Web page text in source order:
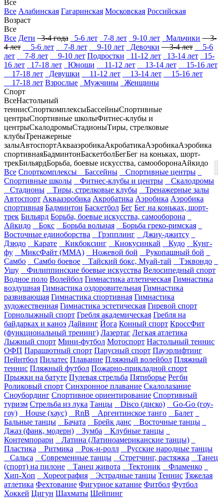
Все
Все Алабинская Гагаринская Московская Российская
Возраст
Все
Все Дети 3-4 года 5-6 лет 7-8 лет 9-10 лет Мальчики 3-
4 лет
5-6 лет 7-8 лет 9-10 лет Девочки 3-4 лет
5-6
лет
7-8 лет 9-10 лет Подростки 11-12 лет 13-14 лет
15-
16 лет
17-18 лет Юноши 11-12 лет 13-14 лет
15-16 лет
17-18 лет
Девушки 11-12 лет 13-14 лет
15-16 лет
17-18 лет Взрослые Мужчины
Женщины
Спорт
ВсеНастольный
теннисСпорткомплексыБассейныСпортивные
центрыСпортивные школыФитнес-клубы и
центрыСкалодромыСтадионыТиры, стрелковые
клубыТренажерные
залыАвтоспортАквааэробикаАкробатикаАэробикаАэробика
спортивнаяБадминтонБаскетболБегБег на коньках, шорт-
трекБильярдБорьба, боевые искусства, самооборонаАйкидо
Все Спорткомплексы Бассейны
Спортивные центры
Спортивные школы
Фитнес-клубы и центры
Скалодромы
Стадионы
Тиры, стрелковые клубы
Тренажерные залы
Автоспорт Аквааэробика Акробатика Аэробика Аэробика
спортивная Бадминтон Баскетбол Бег Бег на коньках, шорт-
трек Бильярд Борьба, боевые искусства, самооборона
Айкидо
Бокс Борьба вольная
Борьба греко-римская
Восточные единоборства
Грэпплинг
Джиу-джитсу
Дзюдо
Карате Кикбоксинг Киокусинкай Кудо
Кунг-
фу
МиксФайт (ММА) Ножевой бой
Рукопашный бой
Самбо
Самбо боевое Тайский бокс, Муай-тай
Тэквондо
Ушу
Филиппинские боевые искусства Велосипедный спорт
Водное поло Волейбол Гимнастика атлетическая Гимнастика
воздушная Гимнастика оздоровительная Гимнастика
развивающая Гимнастика спортивная Гимнастика
художественная Гимнастика эстетическая Гиревой спорт
Горнолыжный спорт Гребля академическая Гребля на
байдарках и каноэ Дайвинг Йога Конный спорт КроссФит
(функциональный тренинг) Лазертаг Легкая атлетика
Лыжный спорт Мини-футбол Мотоспорт Настольный теннис
ОФП Парашютный спорт Парусный спорт Пауэрлифтинг
Пейнтбол Пилатес Плавание Пляжный волейбол Пляжный
теннис Пляжный футбол Пожарно-прикладной спорт
Прыжки на батуте Пулевая стрельба Пятиборье Регби
Роликовый спорт Синхронное плавание Скалолазание
Сноубординг Спортивное ориентирование Спортивный
туризм Стрельба из лука Танцы Disco (диско)
Go-Go (гоу-
гоу)
House (хаус) RnB Аргентинское танго
Балет
Бальные танцы
Бачата Брейк данс
Восточные танцы
Джаз (фанк, модерн)
Зумба
Клубные танцы
Контемпорари
Латина (Латиноамериканские танцы)
Пластика
Ритмика Рок-н-ролл
Русские народные танцы
Сальса
Современные танцы Стретчинг, растяжка
Танец
(спорт) на пилоне
Танец живота Тектоник
Фламенко
Хип-Хоп
Хореография Эстрадные танцы Теннис Тяжелая
атлетика Фехтование Фигурное катание Фитбол Футбол
Хоккей Цигун Шахматы Шейпинг